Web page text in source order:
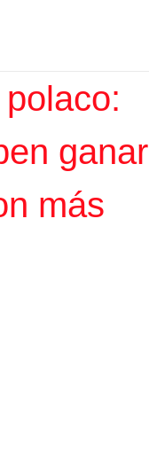
ganar
más